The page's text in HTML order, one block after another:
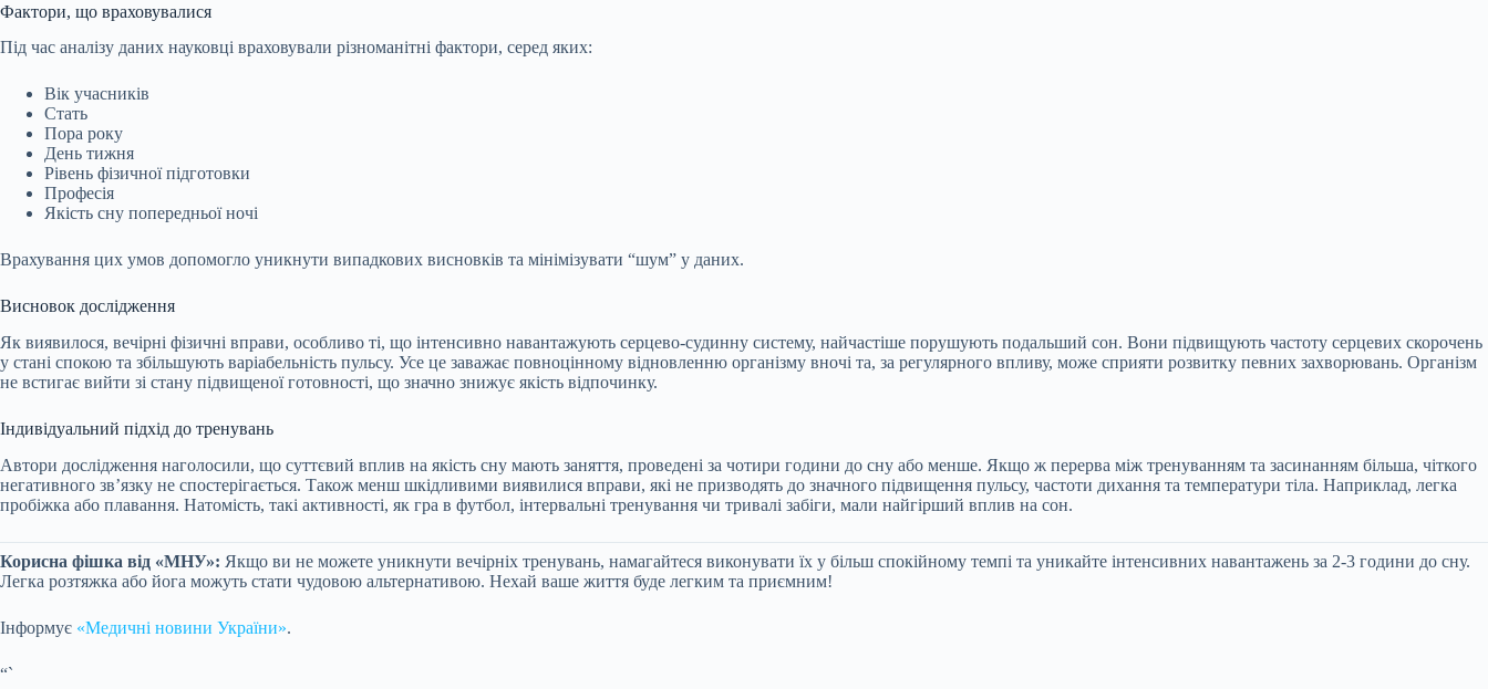
Фактори, що враховувалися
Під час аналізу даних науковці враховували різноманітні фактори, серед яких:
Вік учасників
Стать
Пора року
День тижня
Рівень фізичної підготовки
Професія
Якість сну попередньої ночі
Врахування цих умов допомогло уникнути випадкових висновків та мінімізувати “шум” у даних.
Висновок дослідження
Як виявилося, вечірні фізичні вправи, особливо ті, що інтенсивно навантажують серцево-судинну систему, найчастіше порушують подальший сон. Вони підвищують частоту серцевих скорочень
у стані спокою та збільшують варіабельність пульсу. Усе це заважає повноцінному відновленню організму вночі та, за регулярного впливу, може сприяти розвитку певних захворювань. Організм
не встигає вийти зі стану підвищеної готовності, що значно знижує якість відпочинку.
Індивідуальний підхід до тренувань
Автори дослідження наголосили, що суттєвий вплив на якість сну мають заняття, проведені за чотири години до сну або менше. Якщо ж перерва між тренуванням та засинанням більша, чіткого
негативного зв’язку не спостерігається. Також менш шкідливими виявилися вправи, які не призводять до значного підвищення пульсу, частоти дихання та температури тіла. Наприклад, легка
пробіжка або плавання. Натомість, такі активності, як гра в футбол, інтервальні тренування чи тривалі забіги, мали найгірший вплив на сон.
Корисна фішка від «МНУ»: Якщо ви не можете уникнути вечірніх тренувань, намагайтеся виконувати їх у більш спокійному темпі та уникайте інтенсивних навантажень за 2-3 години до сну.
Легка розтяжка або йога можуть стати чудовою альтернативою. Нехай ваше життя буде легким та приємним!
Інформує «Медичні новини України».
“`